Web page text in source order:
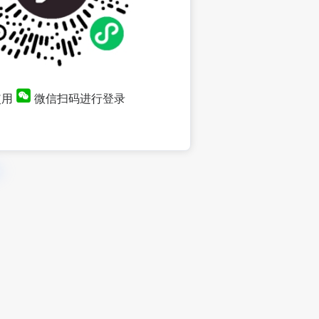
微信扫码进行登录